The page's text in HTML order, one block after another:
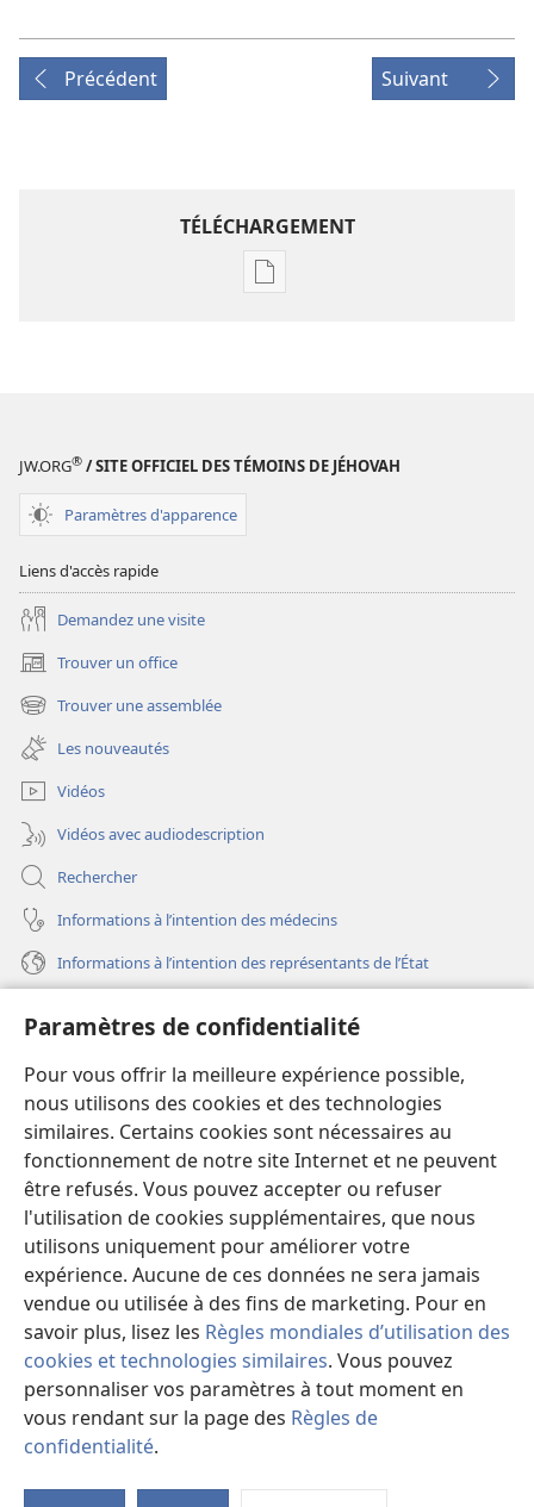
Paramètres de confidentialité
Pour vous offrir la meilleure expérience possible,
nous utilisons des cookies et des technologies
similaires. Certains cookies sont nécessaires au
fonctionnement de notre site Internet et ne peuvent
être refusés. Vous pouvez accepter ou refuser
l'utilisation de cookies supplémentaires, que nous
utilisons uniquement pour améliorer votre
expérience. Aucune de ces données ne sera jamais
vendue ou utilisée à des fins de marketing. Pour en
savoir plus, lisez les Règles mondiales d’utilisation des
cookies et technologies similaires. Vous pouvez
personnaliser vos paramètres à tout moment en
vous rendant sur la page des Règles de
confidentialité.
Précédent Suivant
TÉLÉCHARGEMENT
Options
LA
2009
JW.ORG® / SITE OFFICIEL DES TÉMOINS DE JÉHOVAH
Paramètres d'apparence
Liens d'accès rapide
Demandez une visite
Trouver un office
(ouvre
une
nouvelle
fenêtre)
Trouver une assemblée
(ouvre
une
nouvelle
fenêtre)
Les nouveautés
Vidéos
Vidéos avec audiodescription
Rechercher
Informations à l’intention des médecins
Informations à l’intention des représentants de l’État
(ouvre
une
nouvelle
fenêtre)
Bibliothèque en ligne
(ouvre
une
nouvelle
fenêtre)
JW Hub®
(ouvre
une
nouvelle
fenêtre)
JW Library
Watchtower Library
Copyright© 2026 Watch Tower Bible and Tract Society of Pennsylvania.
CONDITIONS D’UTILISATION
PARAMÈTRES DE CONFIDENTIALITÉ